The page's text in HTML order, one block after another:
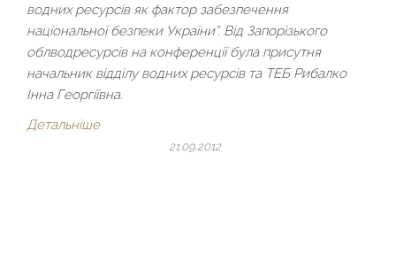
водних ресурсів як фактор забезпечення
національної безпеки України”. Від Запорізького
облводресурсів на конференції була присутня
начальник відділу водних ресурсів та ТЕБ Рибалко
Інна Георгіївна.
Детальніше
21.09.2012